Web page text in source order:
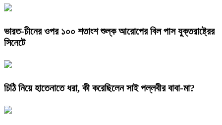
ভারত-চীনের ওপর ১০০ শতাংশ শুল্ক আরোপের বিল পাস যুক্তরাষ্ট্রের
সিনেটে
চিঠি নিয়ে হাতেনাতে ধরা, কী করেছিলেন সাই পল্লবীর বাবা-মা?